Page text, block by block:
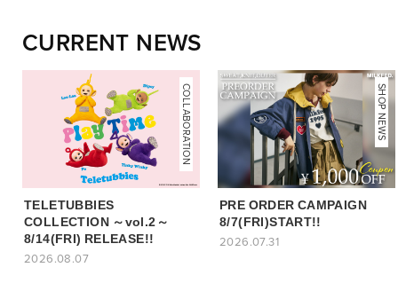
CURRENT NEWS
COLLABORATION
TELETUBBIES
COLLECTION ～vol.2～
8/14(FRI) RELEASE!!
2026.08.07
NEWS
SHOP NEWS
PRE ORDER CAMPAIGN
8/7(FRI)START!!
2026.07.31